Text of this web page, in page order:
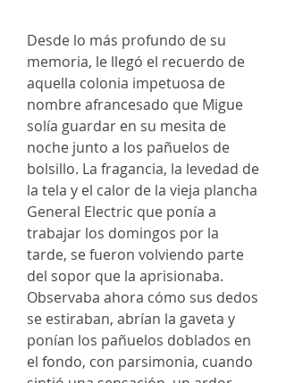
Desde lo más profundo de su
memoria, le llegó el recuerdo de
aquella colonia impetuosa de
nombre afrancesado que Migue
solía guardar en su mesita de
noche junto a los pañuelos de
bolsillo. La fragancia, la levedad de
la tela y el calor de la vieja plancha
General Electric que ponía a
trabajar los domingos por la
tarde, se fueron volviendo parte
del sopor que la aprisionaba.
Observaba ahora cómo sus dedos
se estiraban, abrían la gaveta y
ponían los pañuelos doblados en
el fondo, con parsimonia, cuando